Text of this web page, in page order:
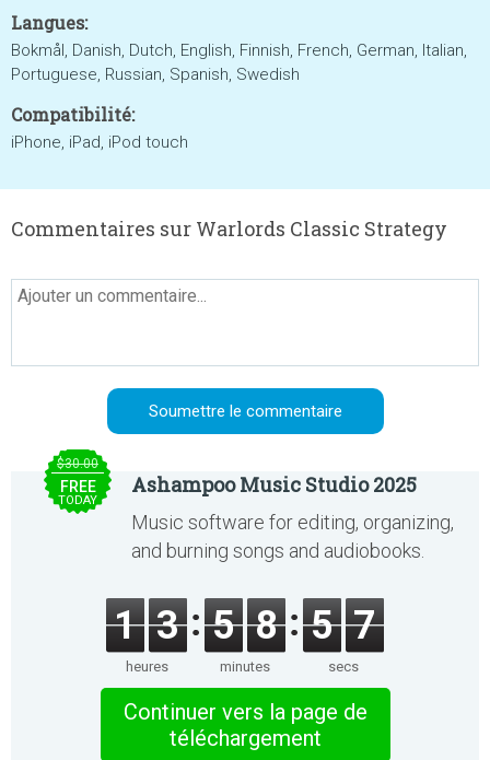
Langues:
Bokmål, Danish, Dutch, English, Finnish, French, German, Italian,
Portuguese, Russian, Spanish, Swedish
Compatibilité:
iPhone, iPad, iPod touch
Commentaires sur Warlords Classic Strategy
$30.00
FREE
TODAY
Ashampoo Music Studio 2025
Music software for editing, organizing,
and burning songs and audiobooks.
1 3
heures
5 8
minutes
5 6
secs
Continuer vers la page de
téléchargement